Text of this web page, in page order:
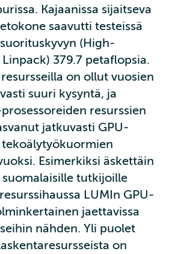
Kajaanissa sijaitseva
saavutti testeissä
(High-
379.7 petaflopsia.
on ollut vuosien
suuri kysyntä, ja
resurssien
jatkuvasti GPU-
Esimerkiksi äskettäin
suomalaisille tutkijoille
LUMIn GPU-
jaettavissa
nähden. Yli puolet
on